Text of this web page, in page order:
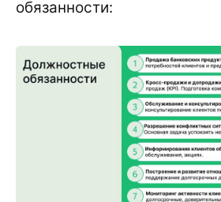
обязанности: